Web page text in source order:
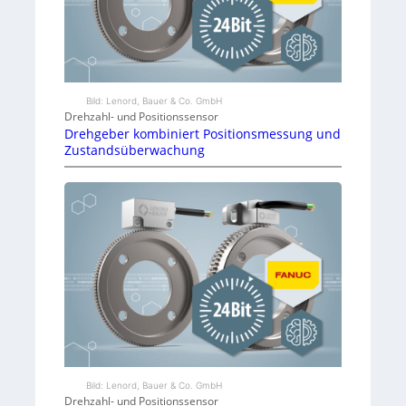
u
s
m
e
s
s
e
t
i
Bild: Lenord, Bauer & Co. GmbH
Drehzahl- und Positionssensor
Drehgeber kombiniert Positionsmessung und
Zustandsüberwachung
Bild: Lenord, Bauer & Co. GmbH
Drehzahl- und Positionssensor